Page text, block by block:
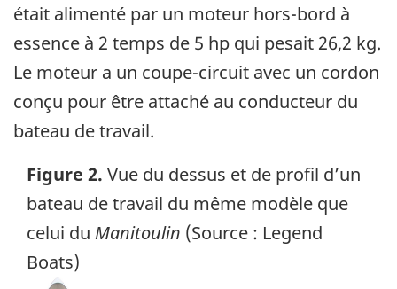
était alimenté par un moteur hors-bord à
essence à 2 temps de 5 hp qui pesait 26,2 kg.
Le moteur a un coupe-circuit avec un cordon
conçu pour être attaché au conducteur du
bateau de travail.
Figure 2. Vue du dessus et de profil d’un
bateau de travail du même modèle que
celui du Manitoulin (Source : Legend
Boats)